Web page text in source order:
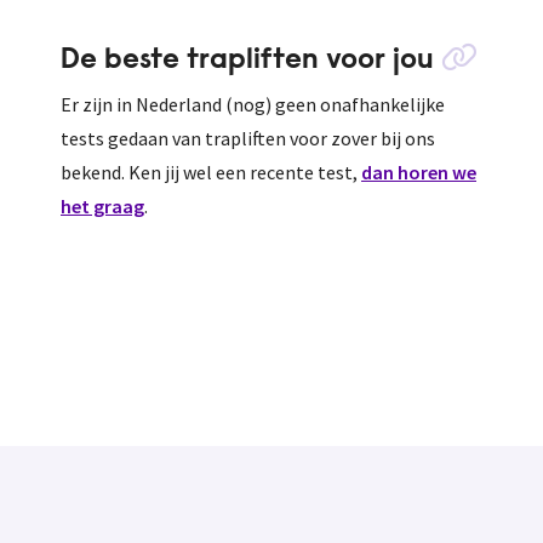
De beste trapliften voor jou
Er zijn in Nederland (nog) geen onafhankelijke
tests gedaan van trapliften voor zover bij ons
bekend. Ken jij wel een recente test, dan horen we
het graag.